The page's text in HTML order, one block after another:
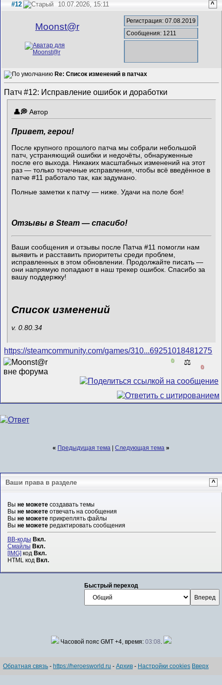
#12 10.07.2026, 15:11 ^
Mооnst@r
Регистрация: 07.08.2019
Сообщения: 1211
Re: Список изменений в патчах
Патч #12: Исправление ошибок и доработки
Автор
Привет, герои!
После крупного прошлого патча мы собрали небольшой
патч, устраняющий ошибки и недочёты, обнаруженные
после его выхода. Никаких масштабных изменений на этот
раз — только точечные исправления, чтобы всё введённое в
патче #11 работало так, как задумано.
Полные заметки к патчу — ниже. Удачи на поле боя!
Отзывы в Steam — спасибо!
Ваши сообщения и отзывы после Патча #11 помогли нам
выявить и расставить приоритеты среди проблем,
исправленных в этом обновлении. Продолжайте писать —
они напрямую попадают в наш трекер ошибок. Спасибо за
вашу поддержку!
Список изменений
v. 0.80.34
https://steamcommunity.com/games/310...69251018481275
0 ⚖️
0
« Предыдущая тема Следующая тема »
Ваши права в разделе ^
Вы не можетесоздавать темы
Вы не можетеотвечать на сообщения
Вы не можетеприкреплять файлы
Вы не можетередактировать сообщения
BB-коды Вкл.
Смайлы Вкл.
[IMG]код Вкл.
HTML код Вкл.
Быстрый переход
Часовой пояс GMT +4, время: 03:08.
Обратная связь - https://heroesworld.ru - Архив - Настройки cookies Вверх